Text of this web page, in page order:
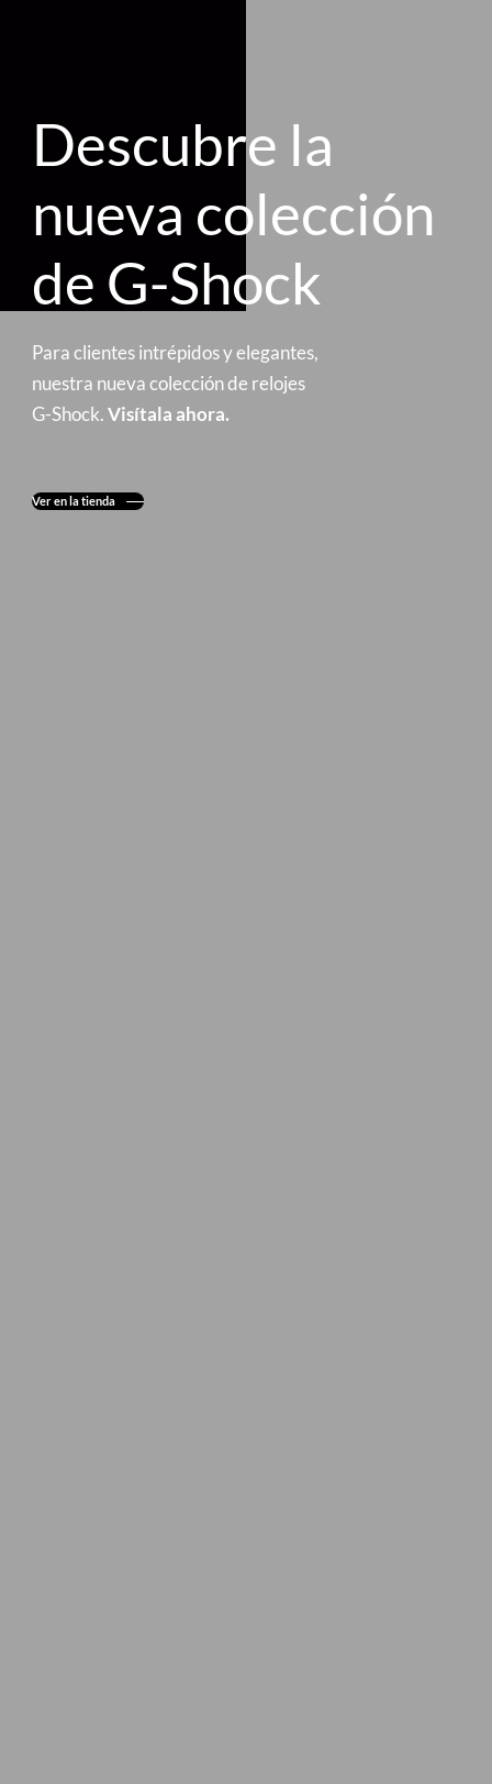
Descubre la
nueva colección
de G-Shock
Para clientes intrépidos y elegantes,
nuestra nueva colección de relojes
G-Shock.Visítala ahora.
Ver en la tienda